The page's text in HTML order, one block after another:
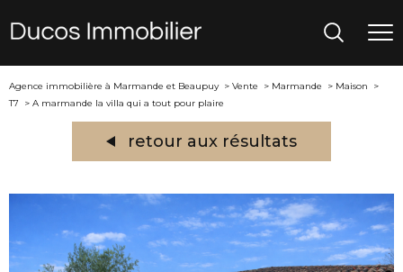
Agence immobilière à Marmande et Beaupuy Vente Marmande
Maison
T7
A marmande la villa qui a tout pour plaire
retour aux résultats